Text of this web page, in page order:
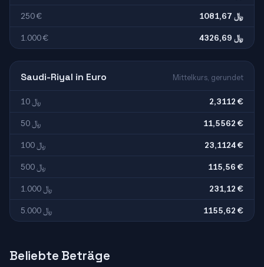
250 € 1081,67 ﷼
1.000 € 4326,69 ﷼
Saudi-Riyal in Euro Mittelkurs, gerundet
10 ﷼ 2,3112 €
50 ﷼ 11,5562 €
100 ﷼ 23,1124 €
500 ﷼ 115,56 €
1.000 ﷼ 231,12 €
5.000 ﷼ 1155,62 €
Beliebte Beträge